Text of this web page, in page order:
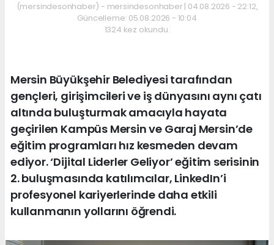
(mersindesonhaber) - mersindesonhaber | 04.08.2026 - 22:12,
Güncelleme: 05.08.2026 - 10:04
1324 kez okundu.
Mersin Büyükşehir Belediyesi tarafından
gençleri, girişimcileri ve iş dünyasını aynı çatı
altında buluşturmak amacıyla hayata
geçirilen Kampüs Mersin ve Garaj Mersin’de
eğitim programları hız kesmeden devam
ediyor. ‘Dijital Liderler Geliyor’ eğitim serisinin
2. buluşmasında katılımcılar, LinkedIn’i
profesyonel kariyerlerinde daha etkili
kullanmanın yollarını öğrendi.